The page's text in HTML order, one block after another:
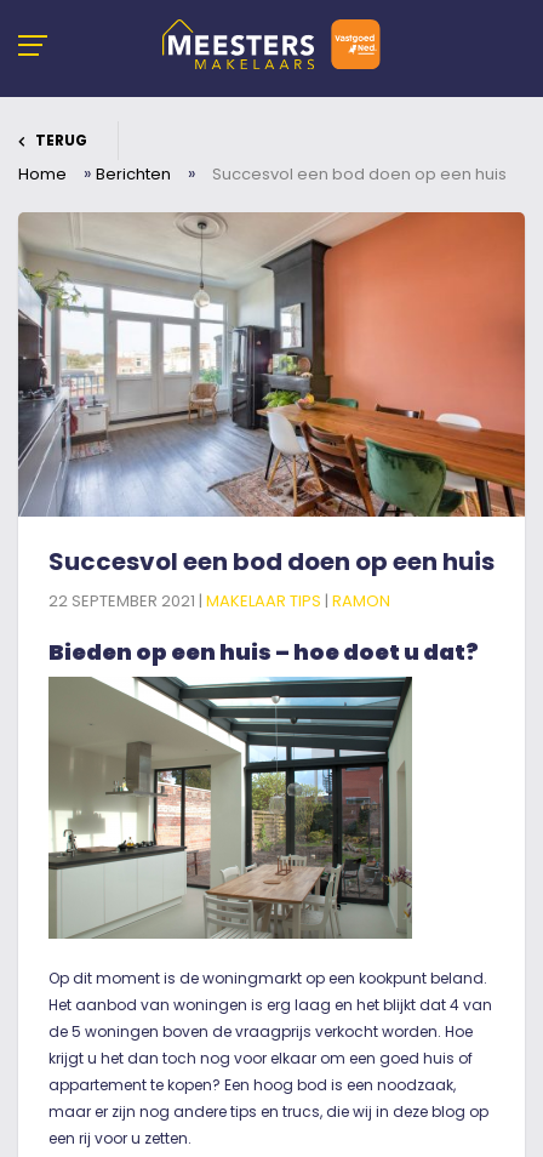
TERUG
Home » Berichten » Succesvol een bod doen op een huis
Succesvol een bod doen op een huis
22 SEPTEMBER 2021 | MAKELAAR TIPS | RAMON
Bieden op een huis – hoe doet u dat?
Op dit moment is de woningmarkt op een kookpunt beland.
Het aanbod van woningen is erg laag en het blijkt dat 4 van
de 5 woningen boven de vraagprijs verkocht worden. Hoe
krijgt u het dan toch nog voor elkaar om een goed huis of
appartement te kopen? Een hoog bod is een noodzaak,
maar er zijn nog andere tips en trucs, die wij in deze blog op
een rij voor u zetten.